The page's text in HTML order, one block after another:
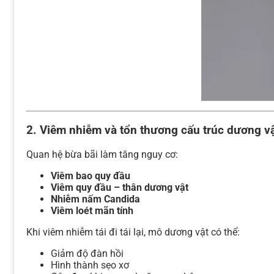
2. Viêm nhiễm và tổn thương cấu trúc dương
Quan hệ bừa bãi làm tăng nguy cơ:
Viêm bao quy đầu
Viêm quy đầu – thân dương vật
Nhiễm nấm Candida
Viêm loét mãn tính
Khi viêm nhiễm tái đi tái lại, mô dương vật có thể:
Giảm độ đàn hồi
Hình thành sẹo xơ